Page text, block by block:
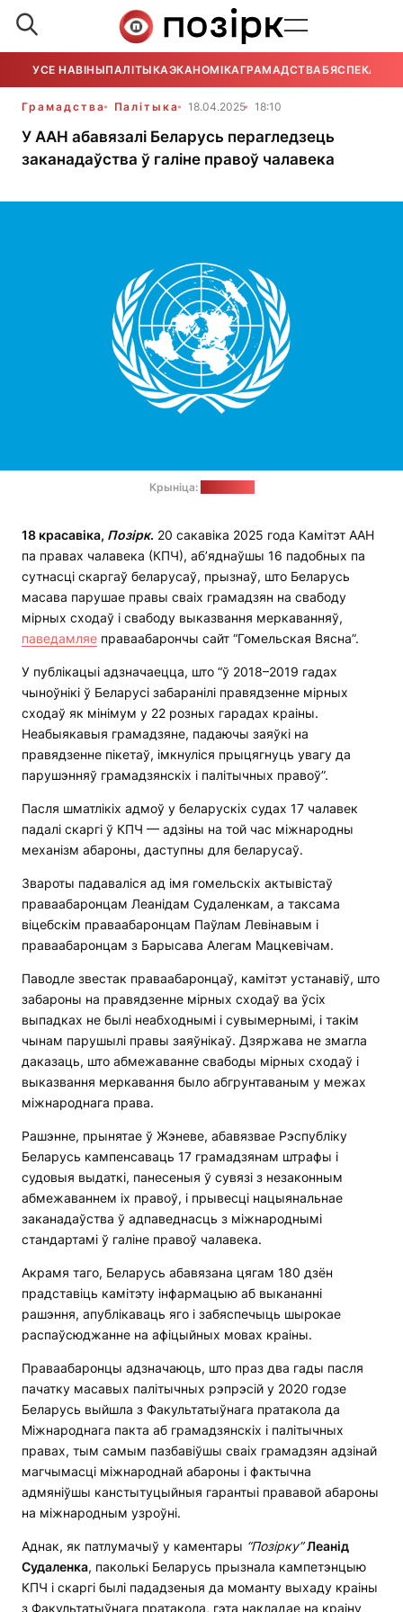
УСЕ НАВІНЫПАЛІТЫКАЭКАНОМІКАГРАМАДСТВАБЯСПЕКА
Грамадства Палітыка 18.04.2025 18:10
У ААН абавязалі Беларусь перагледзець
заканадаўства ў галіне правоў чалавека
Крыніца:
18 красавіка, Позірк. 20 сакавіка 2025 года Камітэт ААН
па правах чалавека (КПЧ), аб’яднаўшы 16 падобных па
сутнасці скаргаў беларусаў, прызнаў, што Беларусь
масава парушае правы сваіх грамадзян на свабоду
мірных сходаў і свабоду выказвання меркаванняў,
паведамляе праваабарончы сайт “Гомельская Вясна”.
У публікацыі адзначаецца, што “ў 2018–2019 гадах
чыноўнікі ў Беларусі забаранілі правядзенне мірных
сходаў як мінімум у 22 розных гарадах краіны.
Неабыякавыя грамадзяне, падаючы заяўкі на
правядзенне пікетаў, імкнуліся прыцягнуць увагу да
парушэнняў грамадзянскіх і палітычных правоў”.
Пасля шматлікіх адмоў у беларускіх судах 17 чалавек
падалі скаргі ў КПЧ — адзіны на той час міжнародны
механізм абароны, даступны для беларусаў.
Звароты падаваліся ад імя гомельскіх актывістаў
праваабаронцам Леанідам Судаленкам, а таксама
віцебскім праваабаронцам Паўлам Левінавым і
праваабаронцам з Барысава Алегам Мацкевічам.
Паводле звестак праваабаронцаў, камітэт устанавіў, што
забароны на правядзенне мірных сходаў ва ўсіх
выпадках не былі неабходнымі і сувымернымі, і такім
чынам парушылі правы заяўнікаў. Дзяржава не змагла
даказаць, што абмежаванне свабоды мірных сходаў і
выказвання меркавання было абгрунтаваным у межах
міжнароднага права.
Рашэнне, прынятае ў Жэневе, абавязвае Рэспубліку
Беларусь кампенсаваць 17 грамадзянам штрафы і
судовыя выдаткі, панесеныя ў сувязі з незаконным
абмежаваннем іх правоў, і прывесці нацыянальнае
заканадаўства ў адпаведнасць з міжнароднымі
стандартамі ў галіне правоў чалавека.
Акрамя таго, Беларусь абавязана цягам 180 дзён
прадставіць камітэту інфармацыю аб выкананні
рашэння, апублікаваць яго і забяспечыць шырокае
распаўсюджанне на афіцыйных мовах краіны.
Праваабаронцы адзначаюць, што праз два гады пасля
пачатку масавых палітычных рэпрэсій у 2020 годзе
Беларусь выйшла з Факультатыўнага пратакола да
Міжнароднага пакта аб грамадзянскіх і палітычных
правах, тым самым пазбавіўшы сваіх грамадзян адзінай
магчымасці міжнароднай абароны і фактычна
адмяніўшы канстытуцыйныя гарантыі прававой абароны
на міжнародным узроўні.
Аднак, як патлумачыў у каментары “Позірку” Леанід
Судаленка, паколькі Беларусь прызнала кампетэнцыю
КПЧ і скаргі былі пададзеныя да моманту выхаду краіны
з Факультатыўнага пратакола, гэта накладае на краіну